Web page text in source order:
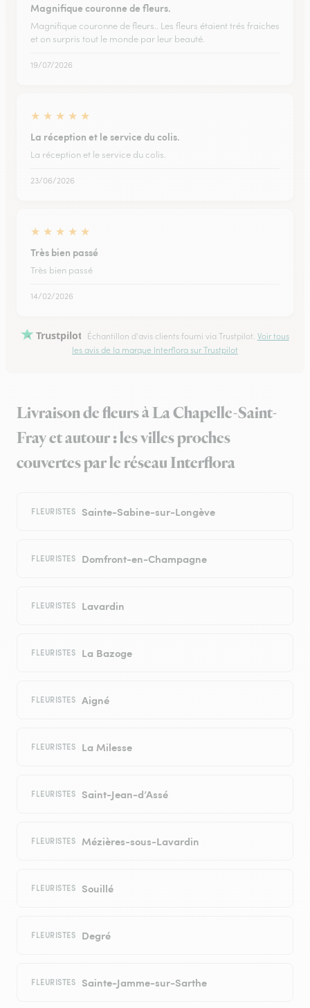
Magnifique couronne de fleurs.
Magnifique couronne de fleurs.. Les fleurs étaient trés fraiches
et on surpris tout le monde par leur beauté.
19/07/2026
★ ★ ★ ★ ★
La réception et le service du colis.
La réception et le service du colis.
23/06/2026
★ ★ ★ ★ ★
Très bien passé
Très bien passé
14/02/2026
Trustpilot Échantillon d'avis clients fourni via Trustpilot. Voir tous
les avis de la marque Interflora sur Trustpilot
Livraison de fleurs à La Chapelle-Saint-
Fray et autour : les villes proches
couvertes par le réseau Interflora
FLEURISTES Sainte-Sabine-sur-Longève
FLEURISTES Domfront-en-Champagne
FLEURISTES Lavardin
FLEURISTES La Bazoge
FLEURISTES Aigné
FLEURISTES La Milesse
FLEURISTES Saint-Jean-d’Assé
FLEURISTES Mézières-sous-Lavardin
FLEURISTES Souillé
FLEURISTES Degré
FLEURISTES Sainte-Jamme-sur-Sarthe